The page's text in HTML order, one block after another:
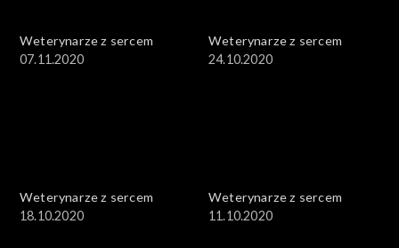
Weterynarze z sercem
07.11.2020
Weterynarze z sercem
24.10.2020
Weterynarze z sercem
18.10.2020
Weterynarze z sercem
11.10.2020